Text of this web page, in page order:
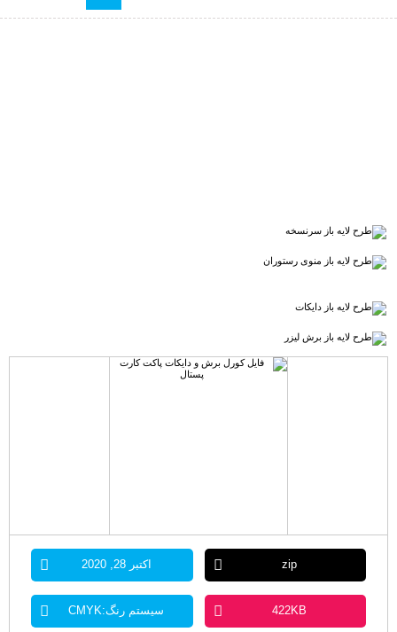
zip اکتبر 28, 2020
422KB سیستم رنگ:CMYK